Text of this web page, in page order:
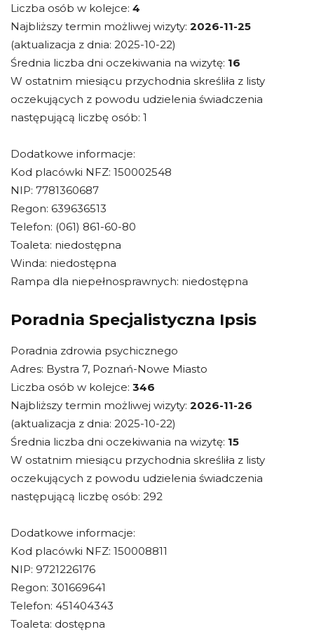
Liczba osób w kolejce: 4
Najbliższy termin możliwej wizyty: 2026-11-25
(aktualizacja z dnia: 2025-10-22)
Średnia liczba dni oczekiwania na wizytę: 16
W ostatnim miesiącu przychodnia skreśliła z listy
oczekujących z powodu udzielenia świadczenia
następującą liczbę osób: 1
Dodatkowe informacje:
Kod placówki NFZ: 150002548
NIP: 7781360687
Regon: 639636513
Telefon: (061) 861-60-80
Toaleta: niedostępna
Winda: niedostępna
Rampa dla niepełnosprawnych: niedostępna
Poradnia Specjalistyczna Ipsis
Poradnia zdrowia psychicznego
Adres: Bystra 7, Poznań-Nowe Miasto
Liczba osób w kolejce: 346
Najbliższy termin możliwej wizyty: 2026-11-26
(aktualizacja z dnia: 2025-10-22)
Średnia liczba dni oczekiwania na wizytę: 15
W ostatnim miesiącu przychodnia skreśliła z listy
oczekujących z powodu udzielenia świadczenia
następującą liczbę osób: 292
Dodatkowe informacje:
Kod placówki NFZ: 150008811
NIP: 9721226176
Regon: 301669641
Telefon: 451404343
Toaleta: dostępna